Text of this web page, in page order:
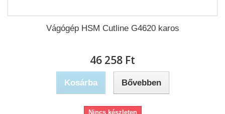
Vágógép HSM Cutline G4620 karos
46 258 Ft‎
Kosárba Bővebben
Nincs készleten